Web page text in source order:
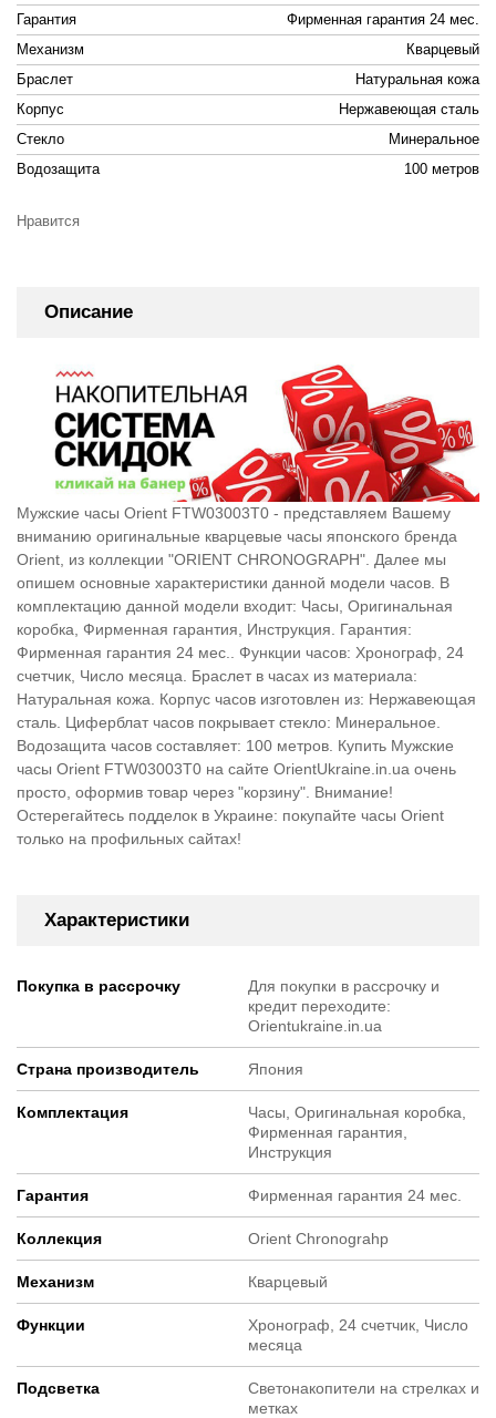
Гарантия
Фирменная гарантия 24 мес.
Механизм
Кварцевый
Браслет
Натуральная кожа
Корпус
Нержавеющая сталь
Стекло
Минеральное
Водозащита
100 метров
Нравится
Описание
Мужские часы Orient FTW03003T0 - представляем Вашему
вниманию оригинальные кварцевые часы японского бренда
Orient, из коллекции "ORIENT CHRONOGRAPH". Далее мы
опишем основные характеристики данной модели часов. В
комплектацию данной модели входит: Часы, Оригинальная
коробка, Фирменная гарантия, Инструкция. Гарантия:
Фирменная гарантия 24 мес.. Функции часов: Хронограф, 24
счетчик, Число месяца. Браслет в часах из материала:
Натуральная кожа. Корпус часов изготовлен из: Нержавеющая
сталь. Циферблат часов покрывает стекло: Минеральное.
Водозащита часов составляет: 100 метров. Купить Мужские
часы Orient FTW03003T0 на сайте OrientUkraine.in.ua очень
просто, оформив товар через "корзину". Внимание!
Остерегайтесь подделок в Украине: покупайте часы Orient
только на профильных сайтах!
Характеристики
Покупка в рассрочку
Для покупки в рассрочку и
кредит переходите:
Orientukraine.in.ua
Страна производитель Япония
Комплектация
Часы, Оригинальная коробка,
Фирменная гарантия,
Инструкция
Гарантия Фирменная гарантия 24 мес.
Коллекция Orient Chronograhp
Механизм Кварцевый
Функции
Хронограф, 24 счетчик, Число
месяца
Подсветка
Светонакопители на стрелках и
метках